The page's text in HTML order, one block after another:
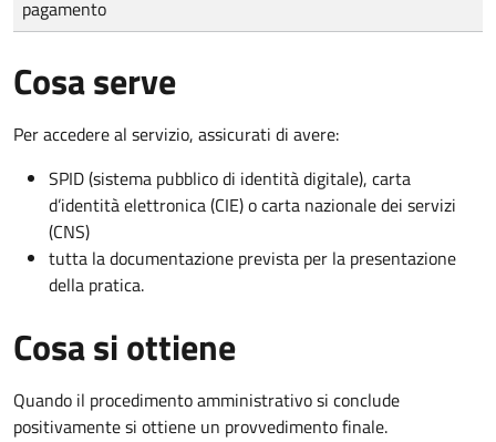
pagamento
Cosa serve
Per accedere al servizio, assicurati di avere:
SPID (sistema pubblico di identità digitale), carta
d’identità elettronica (CIE) o carta nazionale dei servizi
(CNS)
tutta la documentazione prevista per la presentazione
della pratica.
Cosa si ottiene
Quando il procedimento amministrativo si conclude
positivamente si ottiene un provvedimento finale.